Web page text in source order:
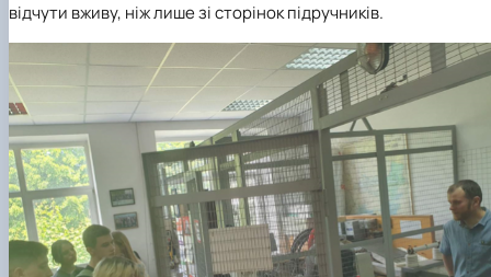
відчути вживу, ніж лише зі сторінок підручників.